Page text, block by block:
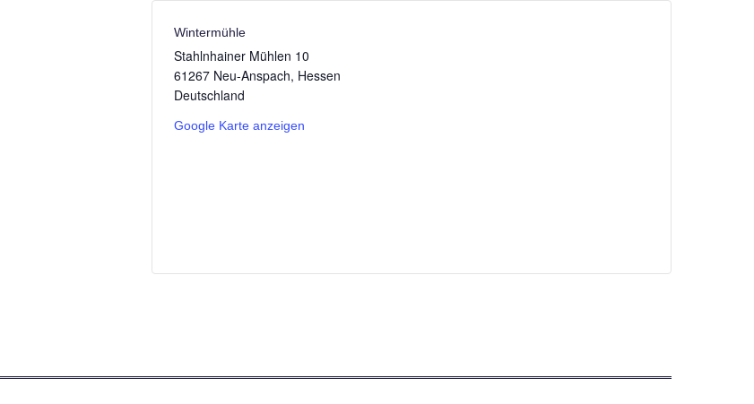
Wintermühle
Stahlnhainer Mühlen 10
61267 Neu-Anspach, Hessen
Deutschland
Google Karte anzeigen